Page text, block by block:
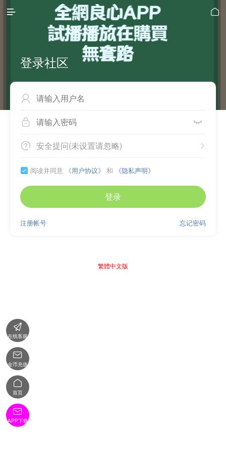
 
登录社区

 
 
安全提问(未设置请忽略)
 阅读并同意 《用户协议》 和 《隐私声明》
登录
忘记密码
注册帐号
繁體中文版

在线客服

金币充值

首页

APP下载